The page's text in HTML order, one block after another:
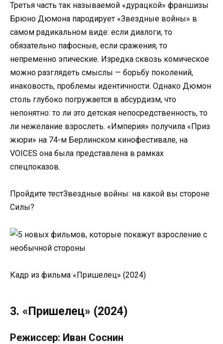
Третья часть так называемой «дурацкой» франшизы
Брюно Дюмона пародирует «Звездные войны» в
самом радикальном виде: если диалоги, то
обязательно пафосные, если сражения, то
непременно эпические. Изредка сквозь комическое
можно разглядеть смыслы — борьбу поколений,
инаковость, проблемы идентичности. Однако Дюмон
столь глубоко погружается в абсурдизм, что
непонятно: то ли это детская непосредственность, то
ли нежелание взрослеть. «Империя» получила «Приз
жюри» на 74-м Берлинском кинофестивале, на
VOICES она была представлена в рамках
спецпоказов.
Пройдите тестЗвездные войны: на какой вы стороне
Силы?
Кадр из фильма «Пришелец» (2024)
3. «Пришелец» (2024)
Режиссер: Иван Соснин